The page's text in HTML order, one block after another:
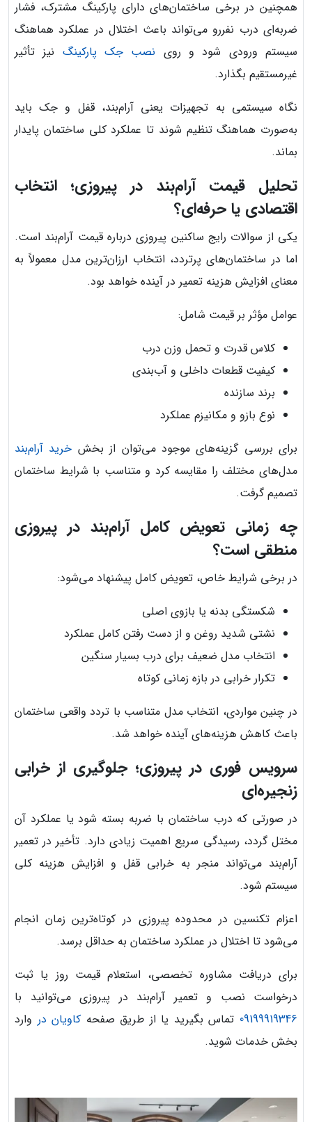
همچنین در برخی ساختمان‌های دارای پارکینگ مشترک، فشار
ضربه‌ای درب نفررو می‌تواند باعث اختلال در عملکرد هماهنگ
سیستم ورودی شود و روی نصب جک پارکینگ نیز تأثیر
غیرمستقیم بگذارد.
نگاه سیستمی به تجهیزات یعنی آرام‌بند، قفل و جک باید
به‌صورت هماهنگ تنظیم شوند تا عملکرد کلی ساختمان پایدار
بماند.
تحلیل قیمت آرام‌بند در پیروزی؛ انتخاب
اقتصادی یا حرفه‌ای؟
یکی از سوالات رایج ساکنین پیروزی درباره قیمت آرام‌بند است.
اما در ساختمان‌های پرتردد، انتخاب ارزان‌ترین مدل معمولاً به
معنای افزایش هزینه تعمیر در آینده خواهد بود.
عوامل مؤثر بر قیمت شامل:
کلاس قدرت و تحمل وزن درب
کیفیت قطعات داخلی و آب‌بندی
برند سازنده
نوع بازو و مکانیزم عملکرد
برای بررسی گزینه‌های موجود می‌توان از بخش خرید آرام‌بند
مدل‌های مختلف را مقایسه کرد و متناسب با شرایط ساختمان
تصمیم گرفت.
چه زمانی تعویض کامل آرام‌بند در پیروزی
منطقی است؟
در برخی شرایط خاص، تعویض کامل پیشنهاد می‌شود:
شکستگی بدنه یا بازوی اصلی
نشتی شدید روغن و از دست رفتن کامل عملکرد
انتخاب مدل ضعیف برای درب بسیار سنگین
تکرار خرابی در بازه زمانی کوتاه
در چنین مواردی، انتخاب مدل متناسب با تردد واقعی ساختمان
باعث کاهش هزینه‌های آینده خواهد شد.
سرویس فوری در پیروزی؛ جلوگیری از خرابی
زنجیره‌ای
در صورتی که درب ساختمان با ضربه بسته شود یا عملکرد آن
مختل گردد، رسیدگی سریع اهمیت زیادی دارد. تأخیر در تعمیر
آرام‌بند می‌تواند منجر به خرابی قفل و افزایش هزینه کلی
سیستم شود.
اعزام تکنسین در محدوده پیروزی در کوتاه‌ترین زمان انجام
می‌شود تا اختلال در عملکرد ساختمان به حداقل برسد.
برای دریافت مشاوره تخصصی، استعلام قیمت روز یا ثبت
درخواست نصب و تعمیر آرام‌بند در پیروزی می‌توانید با
09199919346 تماس بگیرید یا از طریق صفحه کاویان در وارد
بخش خدمات شوید.